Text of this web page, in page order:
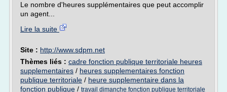
Le nombre d'heures supplémentaires que peut accomplir
un agent...
Lire la suite
Site : http://www.sdpm.net
Thèmes liés : cadre fonction publique territoriale heures
supplementaires / heures supplementaires fonction
publique territoriale / heure supplementaire dans la
fonction publique / travail dimanche fonction publique territoriale